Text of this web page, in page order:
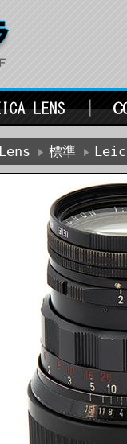
標準